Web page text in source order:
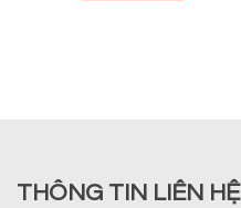
THÔNG TIN LIÊN HỆ